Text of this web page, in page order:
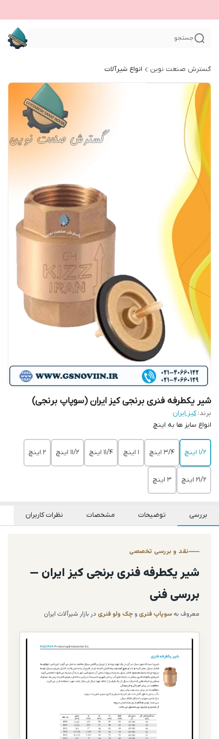
جستجو
گسترش صنعت نوین انواع شیرآلات
شیر یکطرفه فنری برنجی کیز ایران (سوپاپ برنجی)
برند: کیز ایران
انواع سایز ها به اینچ
1/2 اینچ 3/4 اینچ 1 اینچ 11/4 اینچ 11/2 اینچ 2 اینچ
21/2 اینچ 3 اینچ
بررسی توضیحات مشخصات نظرات کاربران
نقد و بررسی تخصصی
شیر یکطرفه فنری برنجی کیز ایران —
بررسی فنی
معروف به سوپاپ فنری و چک ولو فنری در بازار شیرآلات ایران